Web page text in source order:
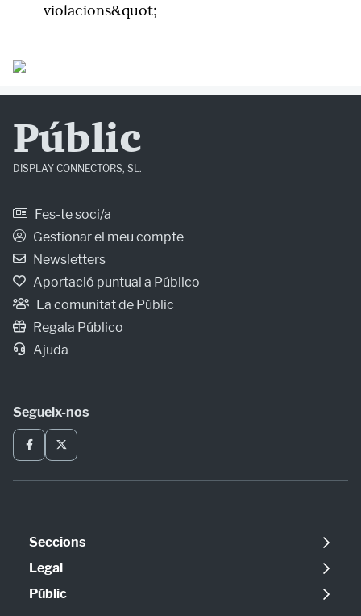
violacions&quot;
Públic
DISPLAY CONNECTORS, SL.
Fes-te soci/a
Gestionar el meu compte
Newsletters
Aportació puntual a Público
La comunitat de Públic
Regala Público
Ajuda
Segueix-nos
Seccions
Política
Opinió
Legal
Avís legal
Públic